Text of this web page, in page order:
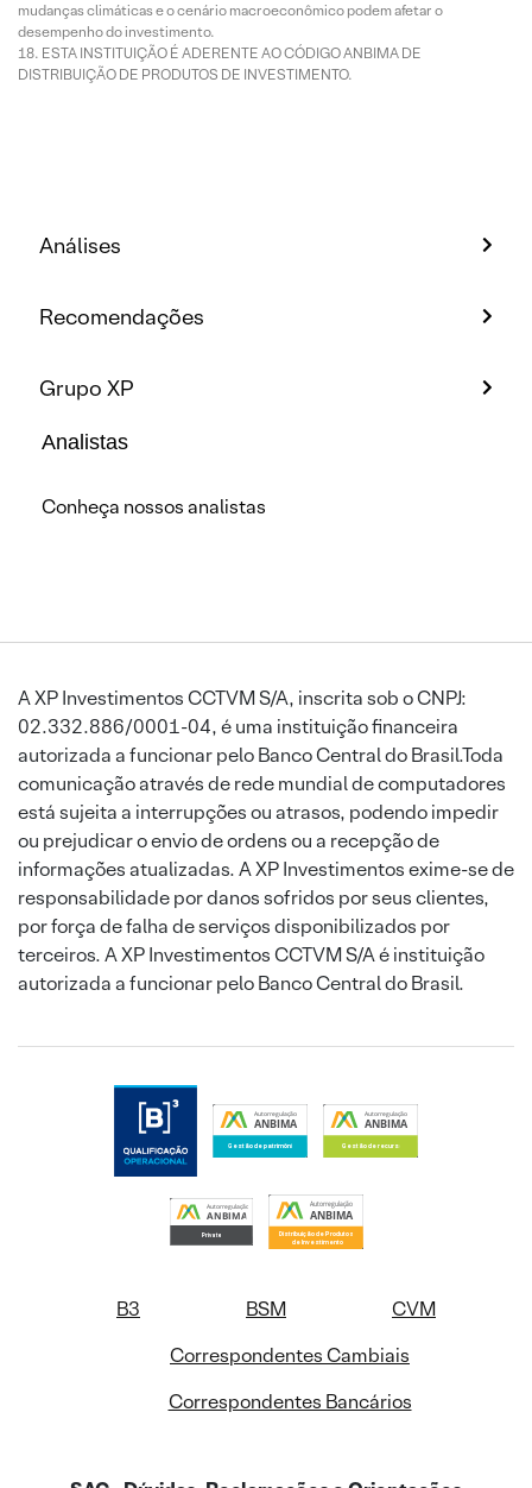
mudanças climáticas e o cenário macroeconômico podem afetar o
desempenho do investimento.
ESTA INSTITUIÇÃO É ADERENTE AO CÓDIGO ANBIMA DE
DISTRIBUIÇÃO DE PRODUTOS DE INVESTIMENTO.
Análises
Recomendações
Grupo XP
Analistas
Conheça nossos analistas
A XP Investimentos CCTVM S/A, inscrita sob o CNPJ:
02.332.886/0001-04, é uma instituição financeira
autorizada a funcionar pelo Banco Central do Brasil.Toda
comunicação através de rede mundial de computadores
está sujeita a interrupções ou atrasos, podendo impedir
ou prejudicar o envio de ordens ou a recepção de
informações atualizadas. A XP Investimentos exime-se de
responsabilidade por danos sofridos por seus clientes,
por força de falha de serviços disponibilizados por
terceiros. A XP Investimentos CCTVM S/A é instituição
autorizada a funcionar pelo Banco Central do Brasil.
B3 BSM
CVM
Correspondentes Cambiais
Correspondentes Bancários